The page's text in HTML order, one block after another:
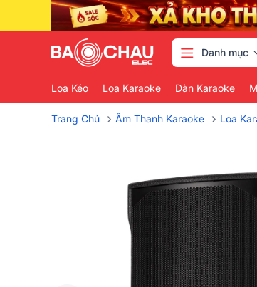
Danh mục
Loa Kéo Loa Karaoke Dàn Karaoke
Trang Chủ › Âm Thanh Karaoke › Loa